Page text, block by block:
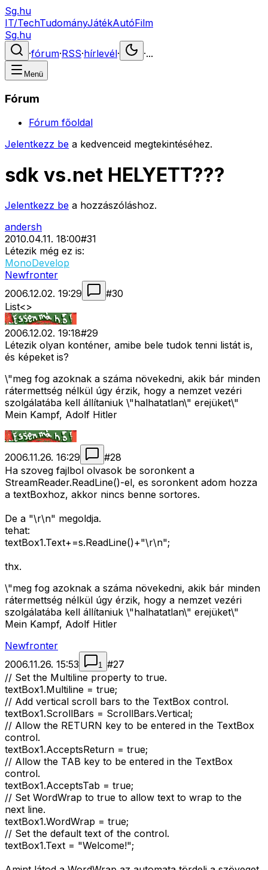
Sg.hu
IT/TechTudományJátékAutóFilm
Sg.hu
·fórum·RSS·hírlevél· ·...
Menü
Fórum
Fórum főoldal
Jelentkezz be a kedvenceid megtekintéséhez.
sdk vs.net HELYETT???
Jelentkezz be a hozzászóláshoz.
andersh
2010.04.11. 18:00#31
Létezik még ez is:
MonoDevelop
Newfronter
2006.12.02. 19:29
#30
List<>
2006.12.02. 19:18#29
Létezik olyan konténer, amibe bele tudok tenni listát is,
és képeket is?
\"meg fog azoknak a száma növekedni, akik bár minden
rátermettség nélkül úgy érzik, hogy a nemzet vezéri
szolgálatába kell állítaniuk \"halhatatlan\" erejüket\"
Mein Kampf, Adolf Hitler
2006.11.26. 16:29 #28
Ha szoveg fajlbol olvasok be soronkent a
StreamReader.ReadLine()-el, es soronkent adom hozza
a textBoxhoz, akkor nincs benne sortores.
De a "\r\n" megoldja.
tehat:
textBox1.Text+=s.ReadLine()+"\r\n";
thx.
\"meg fog azoknak a száma növekedni, akik bár minden
rátermettség nélkül úgy érzik, hogy a nemzet vezéri
szolgálatába kell állítaniuk \"halhatatlan\" erejüket\"
Mein Kampf, Adolf Hitler
Newfronter
2006.11.26. 15:53
1 #27
// Set the Multiline property to true.
textBox1.Multiline = true;
// Add vertical scroll bars to the TextBox control.
textBox1.ScrollBars = ScrollBars.Vertical;
// Allow the RETURN key to be entered in the TextBox
control.
textBox1.AcceptsReturn = true;
// Allow the TAB key to be entered in the TextBox
control.
textBox1.AcceptsTab = true;
// Set WordWrap to true to allow text to wrap to the
next line.
textBox1.WordWrap = true;
// Set the default text of the control.
textBox1.Text = "Welcome!";